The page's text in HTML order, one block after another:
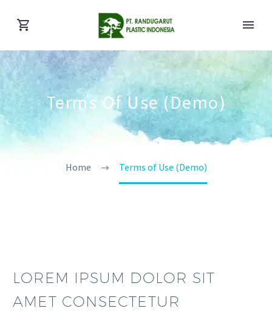
Terms Of Use (Demo)
Home Terms of Use (Demo)
LOREM IPSUM DOLOR SIT
AMET CONSECTETUR